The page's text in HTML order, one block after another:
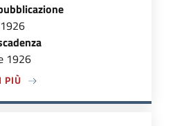
SCIENTIFICO - ISUC
1926
PIÙA PROPOSITO DI CONVOCAZIONE